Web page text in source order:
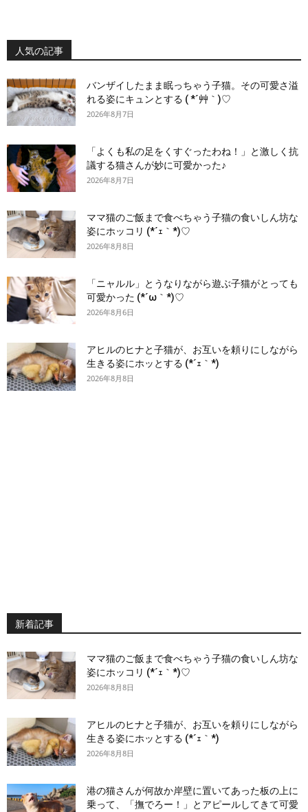
人気の記事
バンザイしたまま眠っちゃう子猫。その可愛さ溢
れる姿にキュンとする ( *´艸｀)♡
2026年8月7日
「よくも私の足をくすぐったわね！」と激しく抗
議する猫さんが妙に可愛かった♪
2026年8月7日
ママ猫のご飯まで食べちゃう子猫の食いしん坊な
姿にホッコリ (*´ｪ｀*)♡
2026年8月8日
「ニャルル」とうなりながら遊ぶ子猫がとっても
可愛かった (*´ω｀*)♡
2026年8月6日
アヒルのヒナと子猫が、お互いを頼りにしながら
生きる姿にホッとする (*´ｪ｀*)
2026年8月8日
新着記事
ママ猫のご飯まで食べちゃう子猫の食いしん坊な
姿にホッコリ (*´ｪ｀*)♡
2026年8月8日
アヒルのヒナと子猫が、お互いを頼りにしながら
生きる姿にホッとする (*´ｪ｀*)
2026年8月8日
港の猫さんが何故か岸壁に置いてあった板の上に
乗って、「撫でろー！」とアピールしてきて可愛